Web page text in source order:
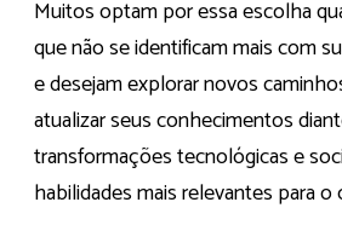
Muitos optam por essa escolha
que não se identificam mais com
e desejam explorar novos
atualizar seus conhecimentos
transformações tecnológicas e
habilidades mais relevantes para o